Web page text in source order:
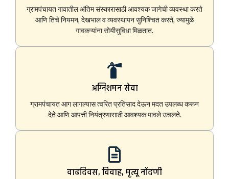
ग्रामपंचायत गावातील अंतिम संस्कारासाठी आवश्यक जागेची व्यवस्था करते
आणि तिचे नियमन, देखभाल व व्यवस्थापन सुनिश्चित करते, ज्यामुळे
गावकऱ्यांना सोयीसुविधा मिळतात.
अग्निशमन सेवा
ग्रामपंचायत आग लागल्यास त्वरित प्रतिसाद देऊन मदत उपलब्ध करून
देते आणि आपत्ती नियंत्रणासाठी आवश्यक पावले उचलते.
वाढदिवस, विवाह, मृत्यू नोंदणी